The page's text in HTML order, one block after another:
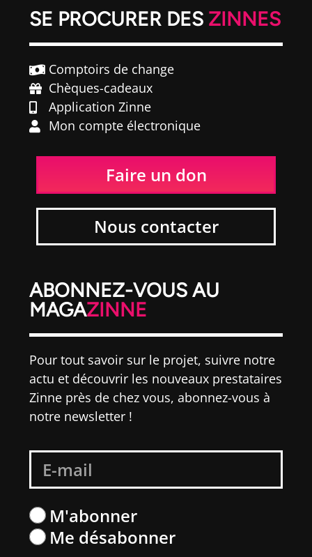
SE PROCURER DES ZINNES
Comptoirs de change
Chèques-cadeaux
Application Zinne
Mon compte électronique
Faire un don
Nous contacter
ABONNEZ-VOUS AU
MAGAZINNE
Pour tout savoir sur le projet, suivre notre
actu et découvrir les nouveaux prestataires
Zinne près de chez vous, abonnez-vous à
notre newsletter !
M'abonner
Me désabonner